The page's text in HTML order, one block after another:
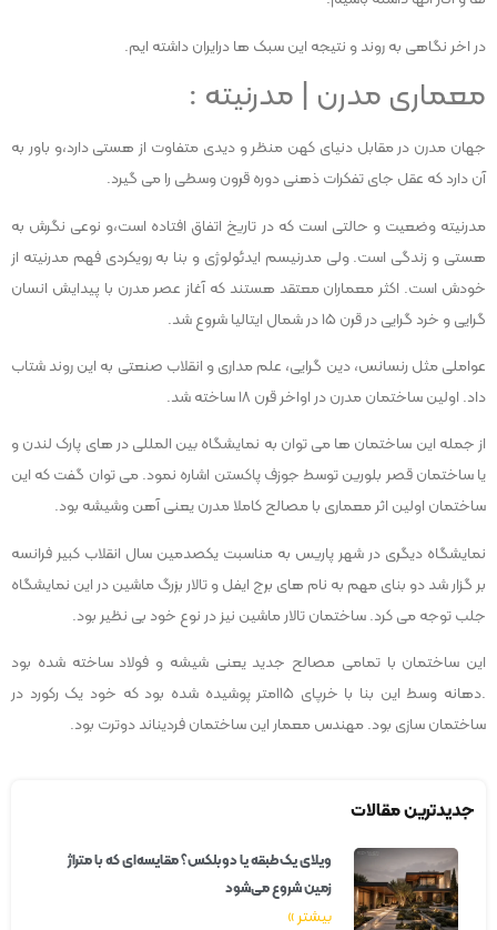
در اخر نگاهی به روند و نتیجه این سبک ها درایران داشته ایم.
معماری مدرن | مدرنیته :
جهان مدرن در مقابل دنیای کهن منظر و دیدی متفاوت از هستی دارد،و باور به
آن دارد که عقل جای تفکرات ذهنی دوره قرون وسطی را می گیرد.
مدرنیته وضعیت و حالتی است که در تاریخ اتفاق افتاده است،و نوعی نگرش به
هستی و زندگی است. ولی مدرنیسم ایدئولوژی و بنا به رویکردی فهم مدرنیته از
خودش است. اکثر معماران معتقد هستند که آغاز عصر مدرن با پیدایش انسان
گرایی و خرد گرایی در قرن ۱۵ در شمال ایتالیا شروع شد.
عواملی مثل رنسانس، دین گرایی، علم مداری و انقلاب صنعتی به این روند شتاب
داد. اولین ساختمان مدرن در اواخر قرن ۱۸ ساخته شد.
از جمله این ساختمان ها می توان به نمایشگاه بین المللی در های پارک لندن و
یا ساختمان قصر بلورین توسط جوزف پاکستن اشاره نمود. می توان گفت که این
ساختمان اولین اثر معماری با مصالح کاملا مدرن یعنی آهن وشیشه بود.
نمایشگاه دیگری در شهر پاریس به مناسبت یکصدمین سال انقلاب کبیر فرانسه
بر گزار شد دو بنای مهم به نام های برج ایفل و تالار بزرگ ماشین در این نمایشگاه
جلب توجه می کرد. ساختمان تالار ماشین نیز در نوع خود بی نظیر بود.
این ساختمان با تمامی مصالح جدید یعنی شیشه و فولاد ساخته شده بود
.دهانه وسط این بنا با خرپای ۱۱۵متر پوشیده شده بود که خود یک رکورد در
ساختمان سازی بود. مهندس معمار این ساختمان فردیناند دوترت بود.
جدیدترین مقالات
ویلای یک‌طبقه یا دوبلکس؟ مقایسه‌ای که با متراژ
زمین شروع می‌شود
بیشتر »